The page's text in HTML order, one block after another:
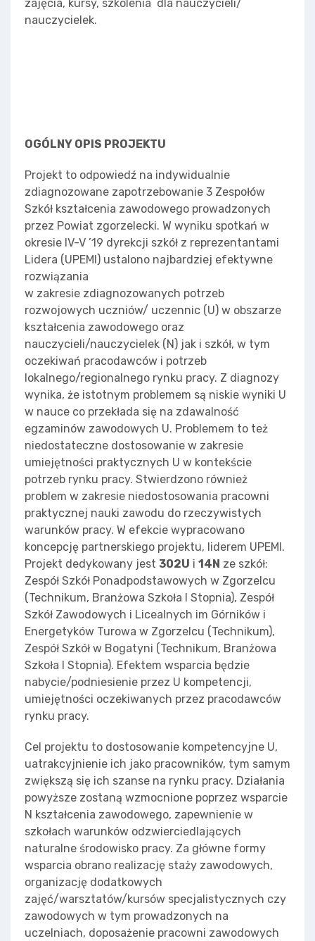
zajęcia, kursy, szkolenia dla nauczycieli/
nauczycielek.
OGÓLNY OPIS PROJEKTU
Projekt to odpowiedź na indywidualnie
zdiagnozowane zapotrzebowanie 3 Zespołów
Szkół kształcenia zawodowego prowadzonych
przez Powiat zgorzelecki. W wyniku spotkań w
okresie IV-V ’19 dyrekcji szkół z reprezentantami
Lidera (UPEMI) ustalono najbardziej efektywne
rozwiązania
w zakresie zdiagnozowanych potrzeb
rozwojowych uczniów/ uczennic (U) w obszarze
kształcenia zawodowego oraz
nauczycieli/nauczycielek (N) jak i szkół, w tym
oczekiwań pracodawców i potrzeb
lokalnego/regionalnego rynku pracy. Z diagnozy
wynika, że istotnym problemem są niskie wyniki U
w nauce co przekłada się na zdawalność
egzaminów zawodowych U. Problemem to też
niedostateczne dostosowanie w zakresie
umiejętności praktycznych U w kontekście
potrzeb rynku pracy. Stwierdzono również
problem w zakresie niedostosowania pracowni
praktycznej nauki zawodu do rzeczywistych
warunków pracy. W efekcie wypracowano
koncepcję partnerskiego projektu, liderem UPEMI.
Projekt dedykowany jest 302U i 14N ze szkół:
Zespół Szkół Ponadpodstawowych w Zgorzelcu
(Technikum, Branżowa Szkoła I Stopnia), Zespół
Szkół Zawodowych i Licealnych im Górników i
Energetyków Turowa w Zgorzelcu (Technikum),
Zespół Szkół w Bogatyni (Technikum, Branżowa
Szkoła I Stopnia). Efektem wsparcia będzie
nabycie/podniesienie przez U kompetencji,
umiejętności oczekiwanych przez pracodawców
rynku pracy.
Cel projektu to dostosowanie kompetencyjne U,
uatrakcyjnienie ich jako pracowników, tym samym
zwiększą się ich szanse na rynku pracy. Działania
powyższe zostaną wzmocnione poprzez wsparcie
N kształcenia zawodowego, zapewnienie w
szkołach warunków odzwierciedlających
naturalne środowisko pracy. Za główne formy
wsparcia obrano realizację staży zawodowych,
organizację dodatkowych
zajęć/warsztatów/kursów specjalistycznych czy
zawodowych w tym prowadzonych na
uczelniach, doposażenie pracowni zawodowych